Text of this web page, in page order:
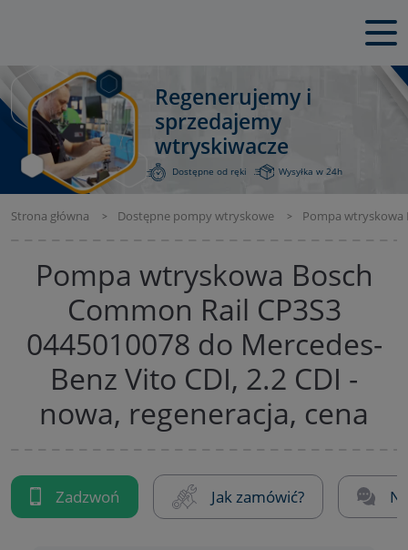
Regenerujemy i
sprzedajemy
wtryskiwacze
Dostępne od ręki Wysyłka w 24h
Strona główna Dostępne pompy wtryskowe Pompa wtryskowa
Pompa wtryskowa Bosch
Common Rail CP3S3
0445010078 do Mercedes-
Benz Vito CDI, 2.2 CDI -
nowa, regeneracja, cena
Zadzwoń Jak zamówić?